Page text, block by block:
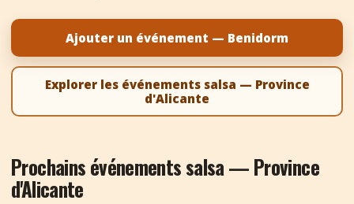
Ajouter un événement — Benidorm
Explorer les événements salsa — Province
d'Alicante
Prochains événements salsa — Province
d'Alicante